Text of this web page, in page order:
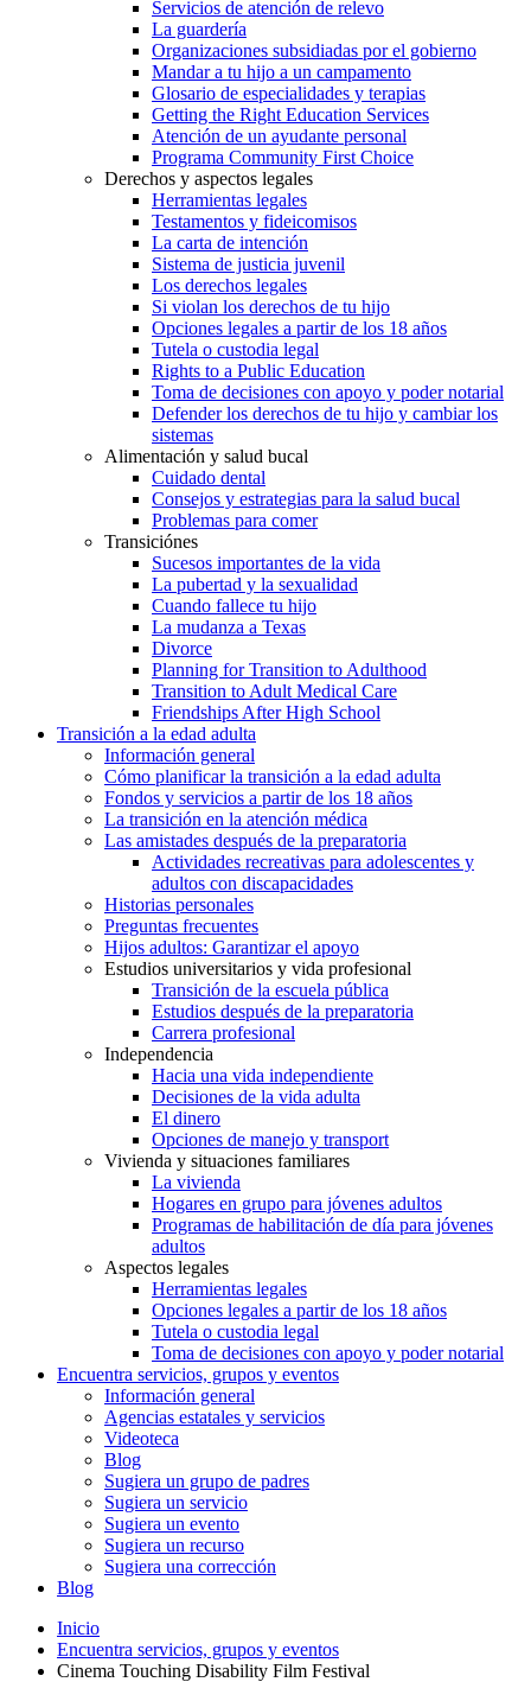
Servicios de atención de relevo
La guardería
Organizaciones subsidiadas por el gobierno
Mandar a tu hijo a un campamento
Glosario de especialidades y terapias
Getting the Right Education Services
Atención de un ayudante personal
Programa Community First Choice
Derechos y aspectos legales
Herramientas legales
Testamentos y fideicomisos
La carta de intención
Sistema de justicia juvenil
Los derechos legales
Si violan los derechos de tu hijo
Opciones legales a partir de los 18 años
Tutela o custodia legal
Rights to a Public Education
Toma de decisiones con apoyo y poder notarial
Defender los derechos de tu hijo y cambiar los
sistemas
Alimentación y salud bucal
Cuidado dental
Consejos y estrategias para la salud bucal
Problemas para comer
Transiciónes
Sucesos importantes de la vida
La pubertad y la sexualidad
Cuando fallece tu hijo
La mudanza a Texas
Divorce
Planning for Transition to Adulthood
Transition to Adult Medical Care
Friendships After High School
Transición a la edad adulta
Información general
Cómo planificar la transición a la edad adulta
Fondos y servicios a partir de los 18 años
La transición en la atención médica
Las amistades después de la preparatoria
Actividades recreativas para adolescentes y
adultos con discapacidades
Historias personales
Preguntas frecuentes
Hijos adultos: Garantizar el apoyo
Estudios universitarios y vida profesional
Transición de la escuela pública
Estudios después de la preparatoria
Carrera profesional
Independencia
Hacia una vida independiente
Decisiones de la vida adulta
El dinero
Opciones de manejo y transport
Vivienda y situaciones familiares
La vivienda
Hogares en grupo para jóvenes adultos
Programas de habilitación de día para jóvenes
adultos
Aspectos legales
Herramientas legales
Opciones legales a partir de los 18 años
Tutela o custodia legal
Toma de decisiones con apoyo y poder notarial
Encuentra servicios, grupos y eventos
Información general
Agencias estatales y servicios
Videoteca
Blog
Sugiera un grupo de padres
Sugiera un servicio
Sugiera un evento
Sugiera un recurso
Sugiera una corrección
Blog
Inicio
Encuentra servicios, grupos y eventos
Cinema Touching Disability Film Festival